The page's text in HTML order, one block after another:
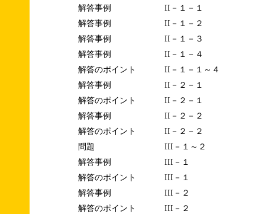
解答事例
II－１－１
解答事例
II－１－２
解答事例
II－１－３
解答事例
II－１－４
解答のポイント
II－１－１～４
解答事例
II－２－１
解答のポイント
II－２－１
解答事例
II－２－２
解答のポイント
II－２－２
問題
III－１～２
解答事例
III－１
解答のポイント
III－１
解答事例
III－２
解答のポイント
III－２